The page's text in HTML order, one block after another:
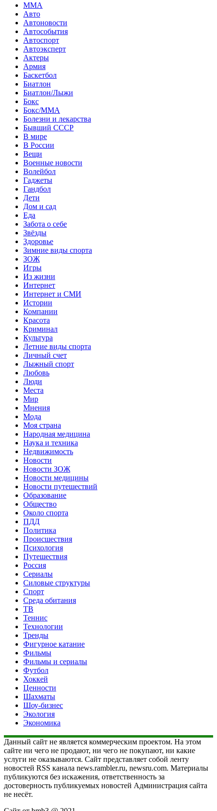
MMA
Авто
Автоновости
Автособытия
Автоспорт
Автоэксперт
Актеры
Армия
Баскетбол
Биатлон
Биатлон/Лыжи
Бокс
Бокс/MMA
Болезни и лекарства
Бывший СССР
В мире
В России
Вещи
Военные новости
Волейбол
Гаджеты
Гандбол
Дети
Дом и сад
Еда
Забота о себе
Звёзды
Здоровье
Зимние виды спорта
ЗОЖ
Игры
Из жизни
Интернет
Интернет и СМИ
Истории
Компании
Красота
Криминал
Культура
Летние виды спорта
Личный счет
Лыжный спорт
Любовь
Люди
Места
Мир
Мнения
Мода
Моя страна
Народная медицина
Наука и техника
Недвижимость
Новости
Новости ЗОЖ
Новости медицины
Новости путешествий
Образование
Общество
Около спорта
ПДД
Политика
Происшествия
Психология
Путешествия
Россия
Сериалы
Силовые структуры
Спорт
Среда обитания
ТВ
Теннис
Технологии
Тренды
Фигурное катание
Фильмы
Фильмы и сериалы
Футбол
Хоккей
Ценности
Шахматы
Шоу-бизнес
Экология
Экономика
Данный сайт не является коммерческим проектом. На этом
сайте ни чего не продают, ни чего не покупают, ни какие
услуги не оказываются. Сайт представляет собой ленту
новостей RSS канала news.rambler.ru, newsru.com. Материалы
публикуются без искажения, ответственность за
достоверность публикуемых новостей Администрация сайта
не несёт.